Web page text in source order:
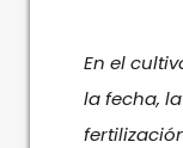
En el
la fecha,